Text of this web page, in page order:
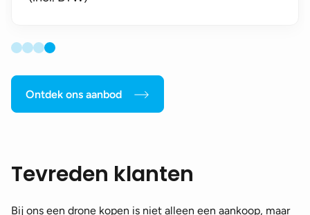
Ontdek ons aanbod
Tevreden klanten
Bij ons een drone kopen is niet alleen een aankoop, maar